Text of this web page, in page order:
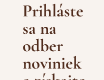
Prihláste
sa na
odber
noviniek